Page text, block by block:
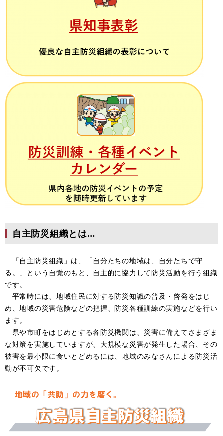
自主防災組織とは…
「自主防災組織」は、「自分たちの地域は、自分たちで守
る。」という自覚のもと、自主的に協力して防災活動を行う組織
です。
平常時には、地域住民に対する防災知識の普及・啓発をはじ
め、地域の災害危険などの把握、防災各種訓練の実施などを行い
ます。
県や市町をはじめとする各防災機関は、災害に備えてさまざま
な対策を実施していますが、大規模な災害が発生した場合、その
被害を最小限に食いとどめるには、地域のみなさんによる防災活
動が不可欠です。